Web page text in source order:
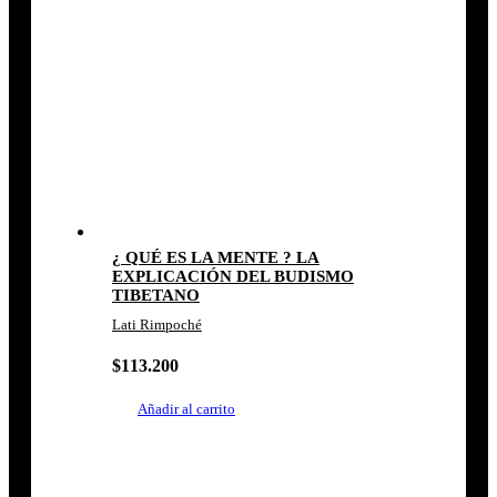
¿ QUÉ ES LA MENTE ? LA
EXPLICACIÓN DEL BUDISMO
TIBETANO
Lati Rimpoché
$113.200
Añadir al carrito